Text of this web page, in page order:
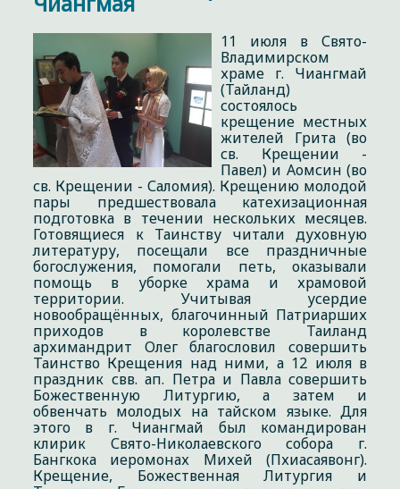
11 июля в Свято-
Владимирском
храме г. Чиангмай
(Тайланд)
состоялось
крещение местных
жителей Грита (во
св. Крещении -
Павел) и Аомсин (во
св. Крещении - Саломия). Крещению молодой
пары предшествовала катехизационная
подготовка в течении нескольких месяцев.
Готовящиеся к Таинству читали духовную
литературу, посещали все праздничные
богослужения, помогали петь, оказывали
помощь в уборке храма и храмовой
территории. Учитывая усердие
новообращённых, благочинный Патриарших
приходов в королевстве Таиланд
архимандрит Олег благословил совершить
Таинство Крещения над ними, а 12 июля в
праздник свв. ап. Петра и Павла совершить
Божественную Литургию, а затем и
обвенчать молодых на тайском языке. Для
этого в г. Чиангмай был командирован
клирик Свято-Николаевского собора г.
Бангкока иеромонах Михей (Пхиасаявонг).
Крещение, Божественная Литургия и